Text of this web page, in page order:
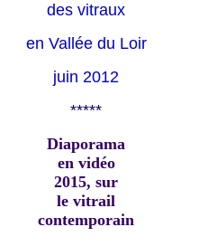
des vitraux
en Vallée du Loir
juin 2012
*****
Diaporama
en vidéo
2015, sur
le vitrail
contemporain